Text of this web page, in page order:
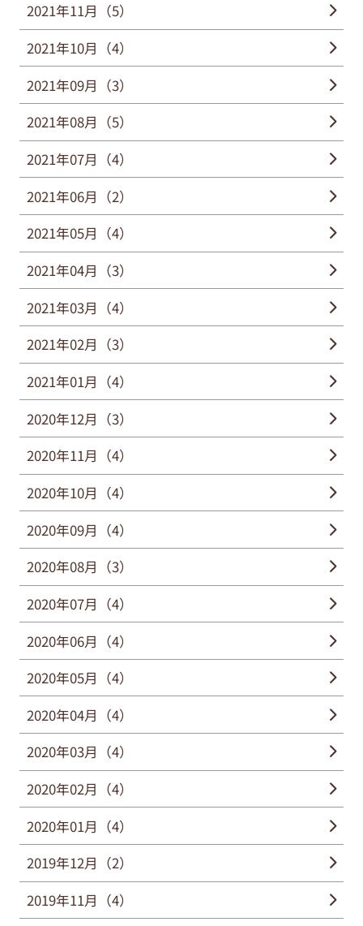
2021年11月（5）
2021年10月（4）
2021年09月（3）
2021年08月（5）
2021年07月（4）
2021年06月（2）
2021年05月（4）
2021年04月（3）
2021年03月（4）
2021年02月（3）
2021年01月（4）
2020年12月（3）
2020年11月（4）
2020年10月（4）
2020年09月（4）
2020年08月（3）
2020年07月（4）
2020年06月（4）
2020年05月（4）
2020年04月（4）
2020年03月（4）
2020年02月（4）
2020年01月（4）
2019年12月（2）
2019年11月（4）